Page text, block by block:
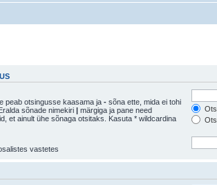
peab otsingusse kaasama ja - sõna ette, mida ei tohi
sõnade nimekiri | märgiga ja pane need
vastetes